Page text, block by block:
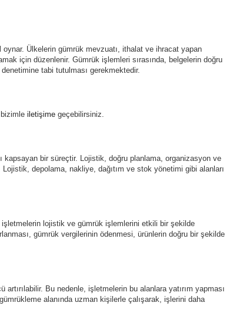
Ülkelerin gümrük mevzuatı, ithalat ve ihracat yapan
için düzenlenir. Gümrük işlemleri sırasında, belgelerin doğru
tabi tutulması gerekmektedir.
iletişimegeçebilirsiniz.
kapsayan bir süreçtir. Lojistik, doğru planlama, organizasyon ve
depolama, nakliye, dağıtım ve stok yönetimi gibi alanları
lojistik ve gümrük işlemlerini etkili bir şekilde
gümrük vergilerinin ödenmesi, ürünlerin doğru bir şekilde
Bu nedenle, işletmelerin bu alanlara yatırım yapması
alanında uzman kişilerle çalışarak, işlerini daha